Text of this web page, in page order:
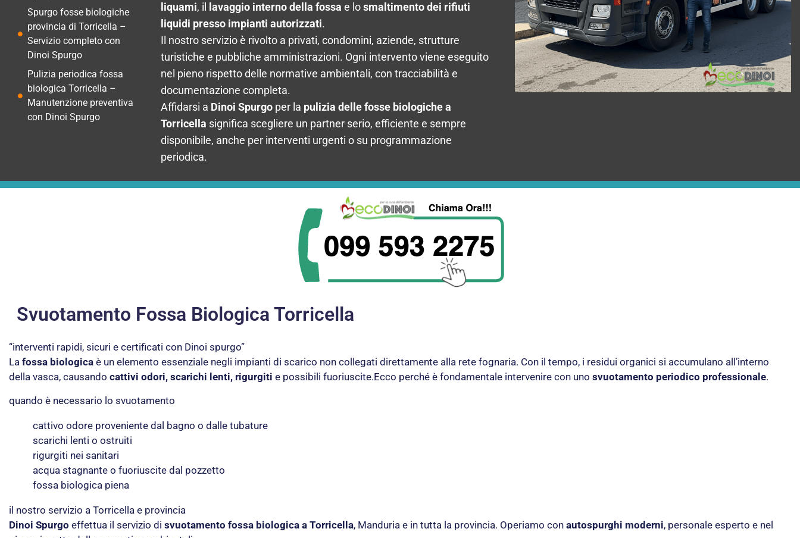
Spurgo fosse biologiche
provincia di Torricella –
Servizio completo con
Dinoi Spurgo
Pulizia periodica fossa
biologica Torricella –
Manutenzione preventiva
con Dinoi Spurgo
liquami, il lavaggio interno della fossa e losmaltimento dei rifiuti
liquidi presso impianti autorizzati.
Il nostro servizio è rivolto a privati, condomini, aziende, strutture
turistiche e pubbliche amministrazioni. Ogni intervento viene eseguito
nel pieno rispetto delle normative ambientali, con tracciabilità e
documentazione completa.
Affidarsi a Dinoi Spurgo per la pulizia delle fosse biologiche a
Torricella significa scegliere un partner serio, efficiente e sempre
disponibile, anche per interventi urgenti o su programmazione
periodica.
Svuotamento Fossa Biologica Torricella
“interventi rapidi, sicuri e certificati con Dinoi spurgo”
La fossa biologica è un elemento essenziale negli impianti di scarico non collegati direttamente alla rete fognaria. Con il tempo, i residui organici si accumulano all’interno
della vasca, causando cattivi odori, scarichi lenti, rigurgiti e possibili fuoriuscite.Ecco perché è fondamentale intervenire con uno svuotamento periodico professionale.
quando è necessario lo svuotamento
cattivo odore proveniente dal bagno o dalle tubature
scarichi lenti o ostruiti
rigurgiti nei sanitari
acqua stagnante o fuoriuscite dal pozzetto
fossa biologica piena
il nostro servizio a Torricella e provincia
Dinoi Spurgo effettua il servizio di svuotamento fossa biologica a Torricella, Manduria e in tutta la provincia. Operiamo con autospurghi moderni, personale esperto e nel